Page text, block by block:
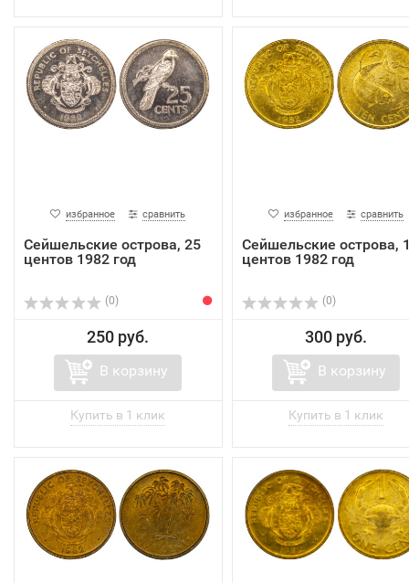
избранное сравнить
Сейшельские острова, 25
центов 1982 год
(0)
250 руб.
В корзину
избранное сравнить
Сейшельские острова,
центов 1982 год
(0)
300 руб.
В корзину